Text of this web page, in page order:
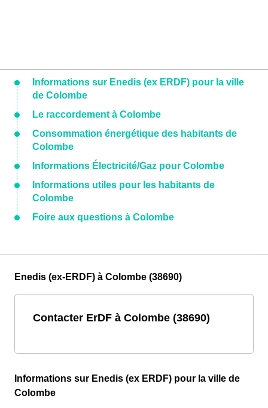
Informations sur Enedis (ex ERDF) pour la ville
de Colombe
Le raccordement à Colombe
Consommation énergétique des habitants de
Colombe
Informations Électricité/Gaz pour Colombe
Informations utiles pour les habitants de
Colombe
Foire aux questions à Colombe
Enedis (ex-ERDF) à Colombe (38690)
Contacter ErDF à Colombe (38690)
Informations sur Enedis (ex ERDF) pour la ville de
Colombe